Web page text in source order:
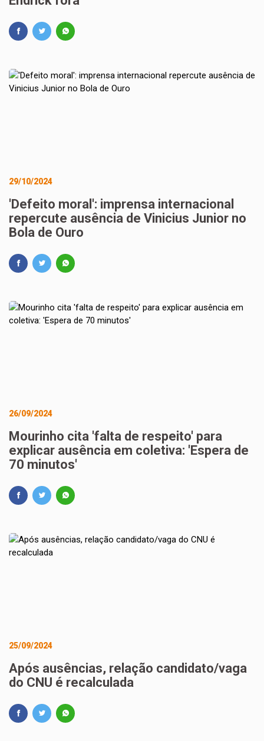
29/10/2024
'Defeito moral': imprensa internacional
repercute ausência de Vinicius Junior no
Bola de Ouro
26/09/2024
Mourinho cita 'falta de respeito' para
explicar ausência em coletiva: 'Espera de
70 minutos'
25/09/2024
Após ausências, relação candidato/vaga
do CNU é recalculada